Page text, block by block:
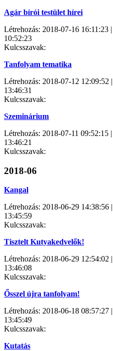
Agár bírói testület hírei
Létrehozás: 2018-07-16 16:11:23
10:52:23
Kulcsszavak:
Tanfolyam tematika
Létrehozás: 2018-07-12 12:09:52
13:46:31
Kulcsszavak:
Szeminárium
Létrehozás: 2018-07-11 09:52:15
13:46:21
Kulcsszavak:
2018-06
Kangal
Létrehozás: 2018-06-29 14:38:56
13:45:59
Kulcsszavak:
Tisztelt Kutyakedvelők!
Létrehozás: 2018-06-29 12:54:02
13:46:08
Kulcsszavak:
Ősszel újra tanfolyam!
Létrehozás: 2018-06-18 08:57:27
13:45:49
Kulcsszavak:
Kutatás